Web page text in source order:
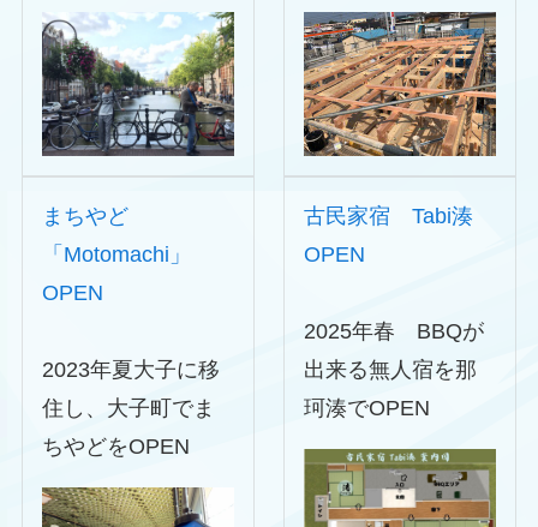
まちやど
「Motomachi」
OPEN
2023年夏大子に移
住し、大子町でま
ちやどをOPEN
古民家宿 Tabi湊
OPEN
2025年春 BBQが
出来る無人宿を那
珂湊でOPEN